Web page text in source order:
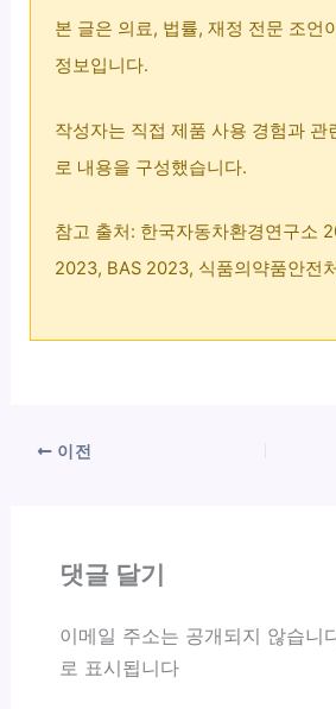
본 글은 의료, 법률, 재정 전문 조언
정보입니다.
작성자는 직접 제품 사용 경험과 관
로 내용을 구성했습니다.
참고 출처: 한국자동차환경연구소
2023, BAS 2023, 식품의약품안전
이전
댓글 달기
이메일 주소는 공개되지 않습니
로 표시됩니다